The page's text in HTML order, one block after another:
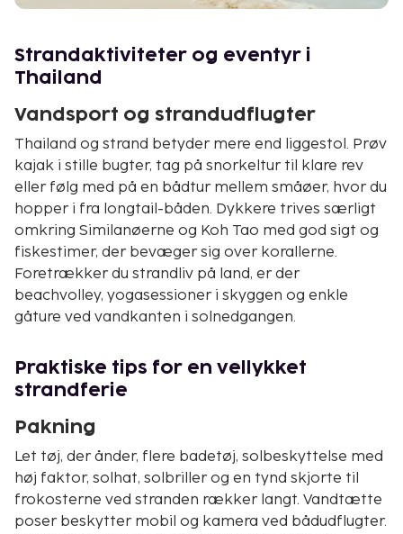
Strandaktiviteter og eventyr i
Thailand
Vandsport og strandudflugter
Thailand og strand betyder mere end liggestol. Prøv
kajak i stille bugter, tag på snorkeltur til klare rev
eller følg med på en bådtur mellem småøer, hvor du
hopper i fra longtail-båden. Dykkere trives særligt
omkring Similanøerne og Koh Tao med god sigt og
fiskestimer, der bevæger sig over korallerne.
Foretrækker du strandliv på land, er der
beachvolley, yogasessioner i skyggen og enkle
gåture ved vandkanten i solnedgangen.
Praktiske tips for en vellykket
strandferie
Pakning
Let tøj, der ånder, flere badetøj, solbeskyttelse med
høj faktor, solhat, solbriller og en tynd skjorte til
frokosterne ved stranden rækker langt. Vandtætte
poser beskytter mobil og kamera ved bådudflugter.